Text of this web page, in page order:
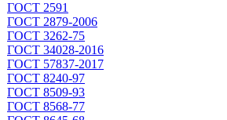
ГОСТ 2591
ГОСТ 2879-2006
ГОСТ 3262-75
ГОСТ 34028-2016
ГОСТ 57837-2017
ГОСТ 8240-97
ГОСТ 8509-93
ГОСТ 8568-77